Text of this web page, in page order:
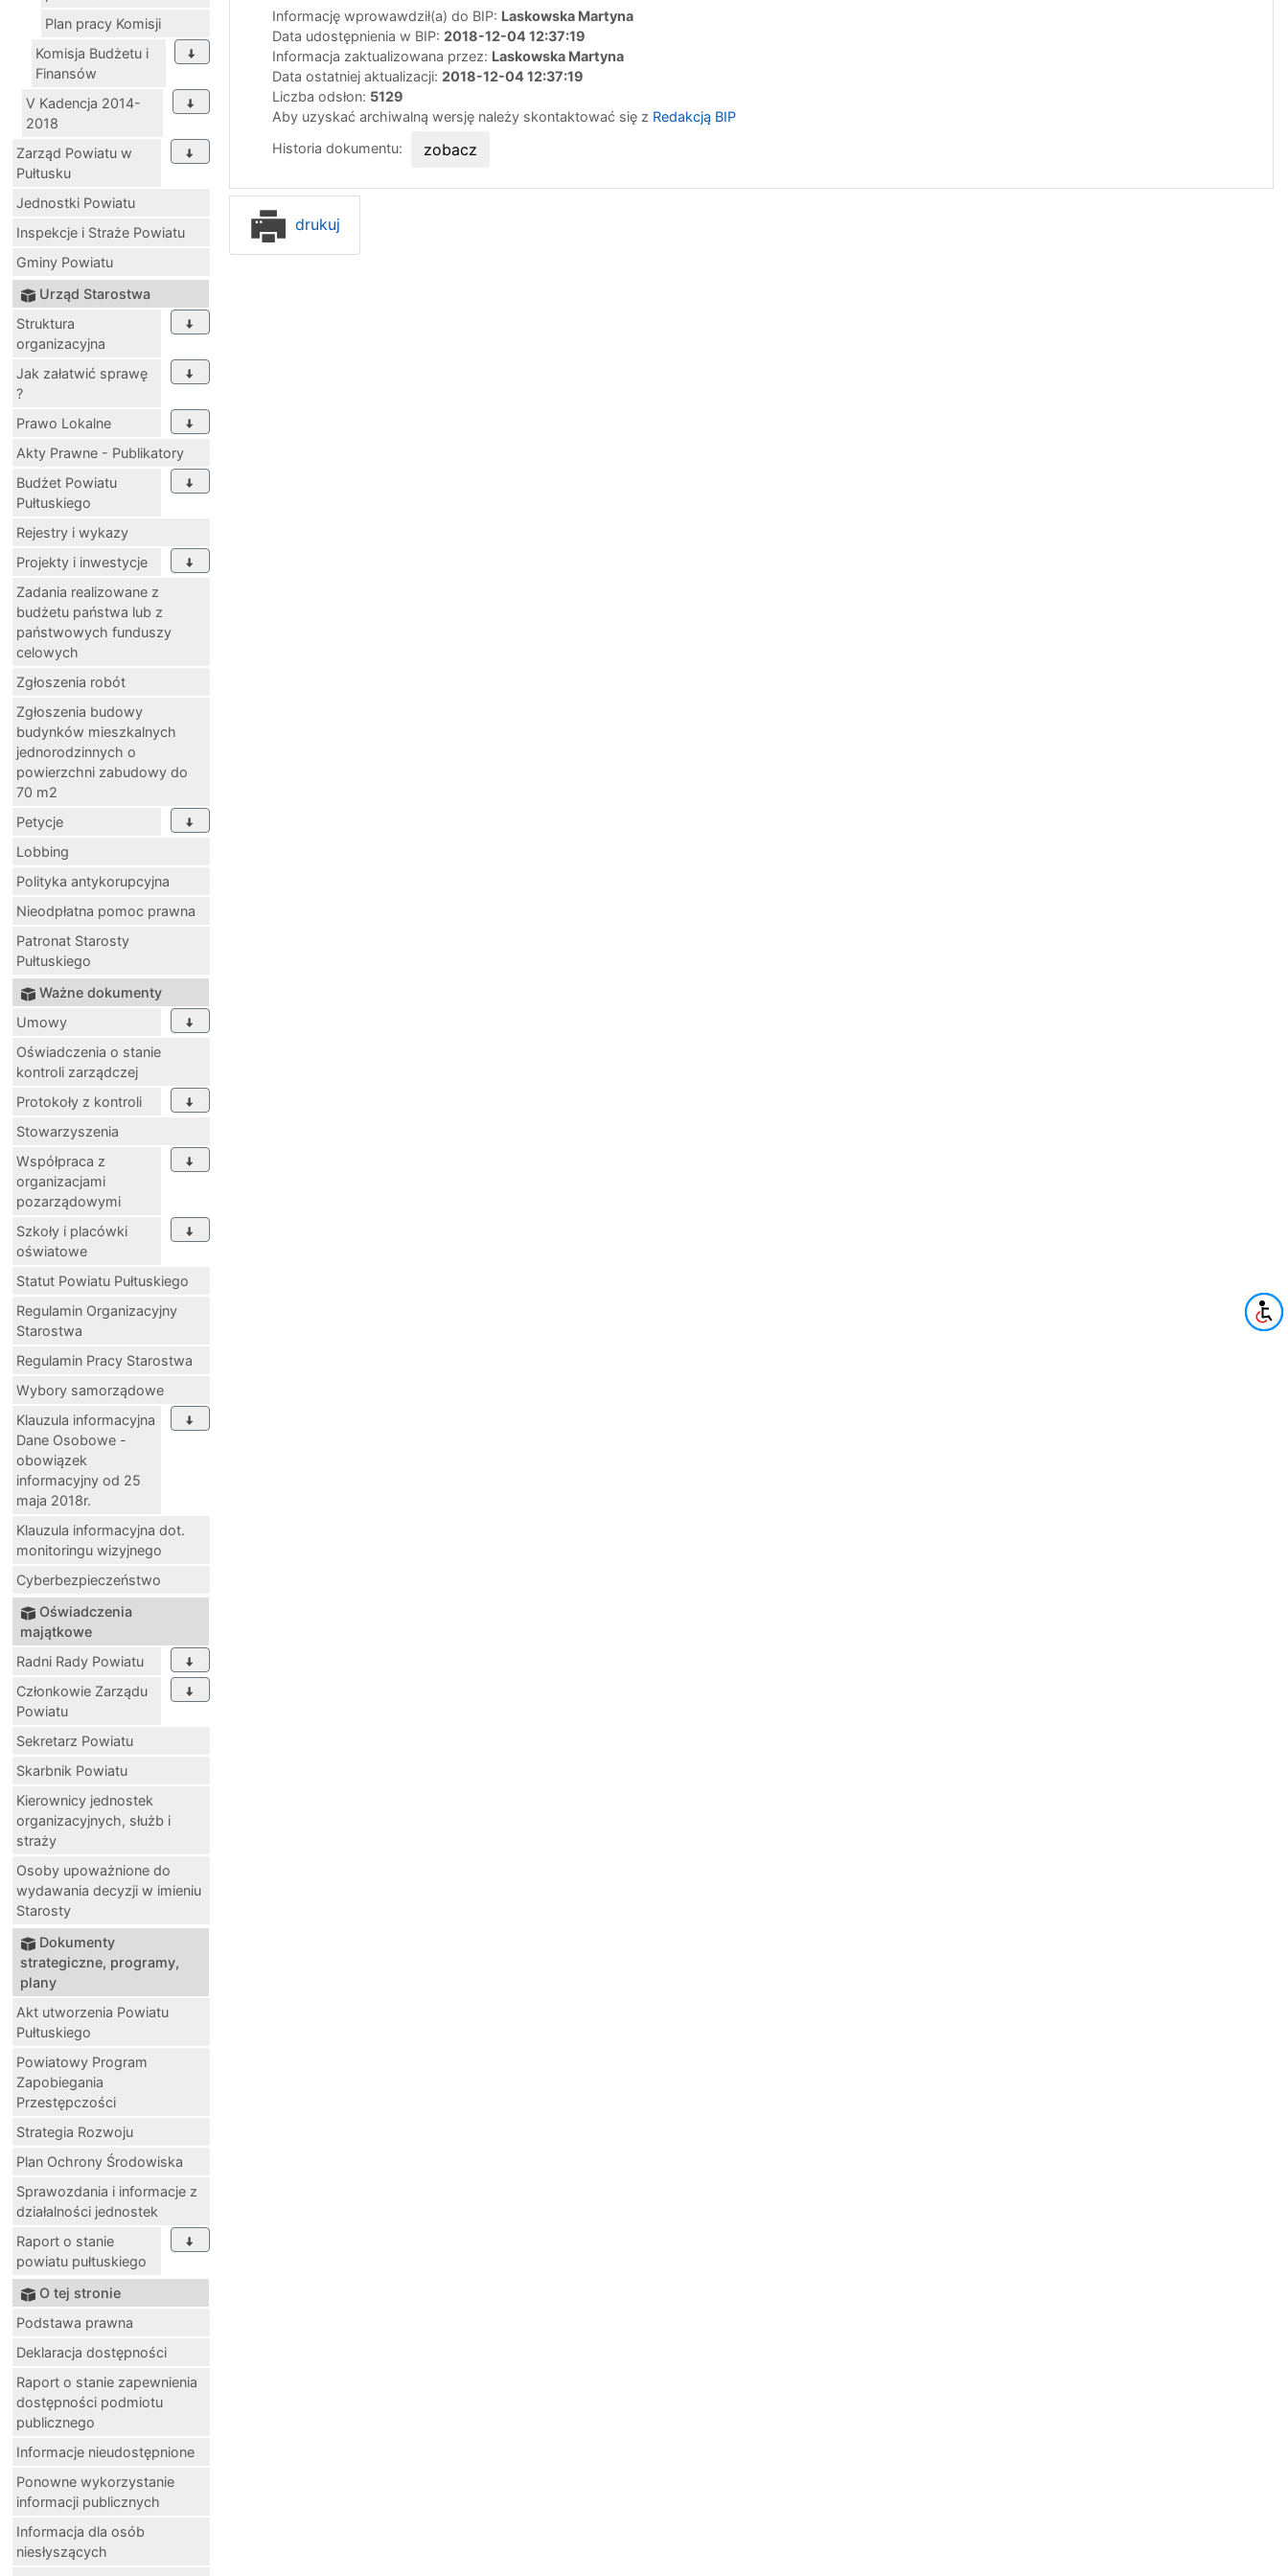
Plan pracy Komisji
Komisja Budżetu i
Finansów
V Kadencja 2014-
2018
Zarząd Powiatu w
Pułtusku
Jednostki Powiatu
Inspekcje i Straże Powiatu
Gminy Powiatu
Urząd Starostwa
Struktura
organizacyjna
Jak załatwić sprawę
?
Prawo Lokalne
Akty Prawne - Publikatory
Budżet Powiatu
Pułtuskiego
Rejestry i wykazy
Projekty i inwestycje
Zadania realizowane z
budżetu państwa lub z
państwowych funduszy
celowych
Zgłoszenia robót
Zgłoszenia budowy
budynków mieszkalnych
jednorodzinnych o
powierzchni zabudowy do
70 m2
Petycje
Lobbing
Polityka antykorupcyjna
Nieodpłatna pomoc prawna
Patronat Starosty
Pułtuskiego
Ważne dokumenty
Umowy
Oświadczenia o stanie
kontroli zarządczej
Protokoły z kontroli
Stowarzyszenia
Współpraca z
organizacjami
pozarządowymi
Szkoły i placówki
oświatowe
Statut Powiatu Pułtuskiego
Regulamin Organizacyjny
Starostwa
Regulamin Pracy Starostwa
Wybory samorządowe
Klauzula informacyjna
Dane Osobowe -
obowiązek
informacyjny od 25
maja 2018r.
Klauzula informacyjna dot.
monitoringu wizyjnego
Cyberbezpieczeństwo
Oświadczenia
majątkowe
Radni Rady Powiatu
Członkowie Zarządu
Powiatu
Sekretarz Powiatu
Skarbnik Powiatu
Kierownicy jednostek
organizacyjnych, służb i
straży
Osoby upoważnione do
wydawania decyzji w imieniu
Starosty
Dokumenty
strategiczne, programy,
plany
Akt utworzenia Powiatu
Pułtuskiego
Powiatowy Program
Zapobiegania
Przestępczości
Strategia Rozwoju
Plan Ochrony Środowiska
Sprawozdania i informacje z
działalności jednostek
Raport o stanie
powiatu pułtuskiego
O tej stronie
Podstawa prawna
Deklaracja dostępności
Raport o stanie zapewnienia
dostępności podmiotu
publicznego
Informacje nieudostępnione
Ponowne wykorzystanie
informacji publicznych
Informacja dla osób
niesłyszących
Informację wprowawdził(a) do BIP: Laskowska Martyna
Data udostępnienia w BIP: 2018-12-04 12:37:19
Informacja zaktualizowana przez: Laskowska Martyna
Data ostatniej aktualizacji: 2018-12-04 12:37:19
Liczba odsłon: 5129
Aby uzyskać archiwalną wersję należy skontaktować się z Redakcją BIP
Historia dokumentu:
zobacz
drukuj